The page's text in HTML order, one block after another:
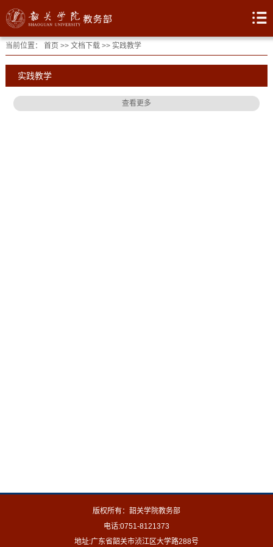
当前位置： 首页 >> 文档下载>> 实践教学
实践教学
查看更多
版权所有：韶关学院教务部
电话:0751-8121373
地址:广东省韶关市浈江区大学路288号